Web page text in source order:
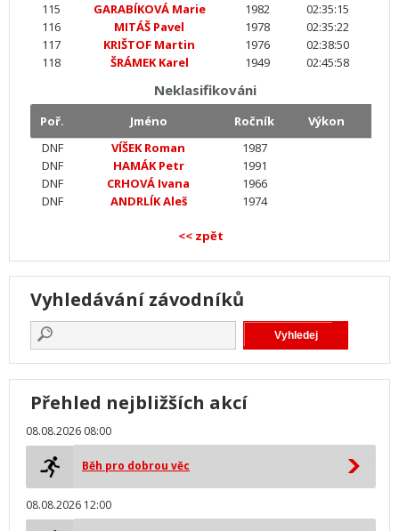
115
GARABÍKOVÁ Marie 1982
02:35:15
116
MITÁŠ Pavel 1978
02:35:22
117
KRIŠTOF Martin 1976
02:38:50
118
ŠRÁMEK Karel 1949 02:45:58
Neklasifikováni
Poř. Jméno Ročník
Výkon
DNF
VÍŠEK Roman
1987
DNF
HAMÁK Petr
1991
DNF
CRHOVÁ Ivana
1966
DNF
ANDRLÍK Aleš 1974
<< zpět
Vyhledávání závodníků
Přehled nejbližších akcí
08.08.2026 08:00
Běh pro dobrou věc
08.08.2026 12:00